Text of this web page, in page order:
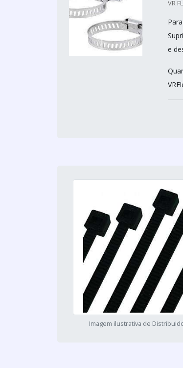
VR
e
Imagem ilustrativa de